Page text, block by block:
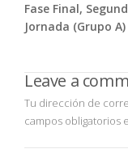
Fase Final,
Jornada (Grupo A)
Leave a
Tu dirección de
campos obligatorios